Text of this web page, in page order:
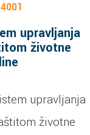
upravljanja
životne
upravljanja
životne